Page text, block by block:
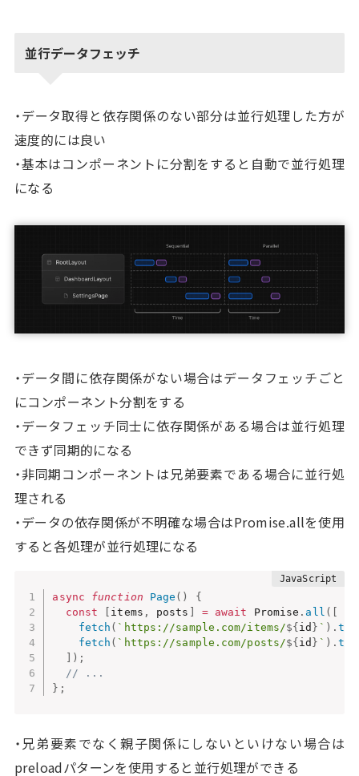
並行データフェッチ
・データ取得と依存関係のない部分は並行処理した方が
速度的には良い
・基本はコンポーネントに分割をすると自動で並行処理
になる
・データ間に依存関係がない場合はデータフェッチごと
にコンポーネント分割をする
・データフェッチ同士に依存関係がある場合は並行処理
できず同期的になる
・非同期コンポーネントは兄弟要素である場合に並行処
理される
・データの依存関係が不明確な場合はPromise.allを使用
すると各処理が並行処理になる
async function Page ( )
{
const
items , posts = await Promise . all (
fetch ( `https://sample.com/items/${ id } ` ) .
fetch ( `https://sample.com/posts/${ id } ` ) .
) ;
// ...
} ;
・兄弟要素でなく親子関係にしないといけない場合は
preloadパターンを使用すると並行処理ができる